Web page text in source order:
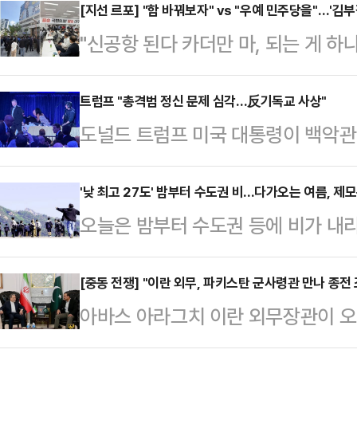
아에서 포도 농장과 금융회사를 운
영양의 일종인 노란등듀이커를 사
만 달러(약 5900만원)를 지불하고
가봉으로 여행을 갔다. 가봉은 영
인 숲 코끼리 약 9만5000마리가
페-오카다 열대우림…
[지선 르포] "함 바꿔보자" vs "우예 민주당을"…'김
"신공항 된다 카더만 마, 되는 게
국힘(국민의힘)도 해줄 필요가 없
송현동에서 60년 넘게 거주하고 있
해묵은 원망이 서려 있었다. 서문시
들도 '민주당 함 찍어줘야 (국민의
쥐었다. '보수의 심장'으로 불리는
었던 노년층의 입에서 "바꿔야 한
의…
트럼프 "총격범 정신 문제 심각…反기독교 사상"
도널드 트럼프 미국 대통령이 백악
의자에 대해 “정신적으로 문제 많
물”이라고 말했다.폭스뉴스에 따
뷰에서 “용의자가 작성한 선언문
기독교적 사상을 가진 인물이라는
그를 조사했고 그가 가슴 깊이 증오
다.그러면서 “그는 오랫동안 종교
다. 강력한 반기독교 주의…
'낮 최고 27도' 밤부터 수도권 비...다가오는 여름, 제
오늘은 밤부터 수도권 등에 비가 내
온차가 크겠다.26일 기상청은 "내
부지방에 비가 내리면서 건조특보
27일 밤부터 수도권과 강원내륙·
다. 이 비는 28일 새벽에 대부분 그
[중동 전쟁] "이란 외무, 파키스탄 군사령관 만나 종전
아바스 아라그치 이란 외무장관이
전 조건을 전달했다고 이란 국영